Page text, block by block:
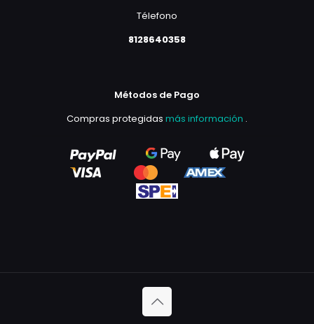
Télefono
8128640358
Métodos de Pago
Compras protegidas más información .